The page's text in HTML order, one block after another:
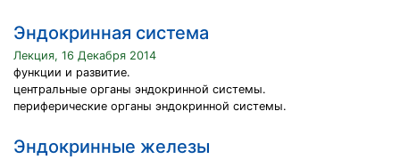
Эндокринная система
Лекция, 16 Декабря 2014
функции и развитие.
центральные органы эндокринной системы.
периферические органы эндокринной системы.
Эндокринные железы